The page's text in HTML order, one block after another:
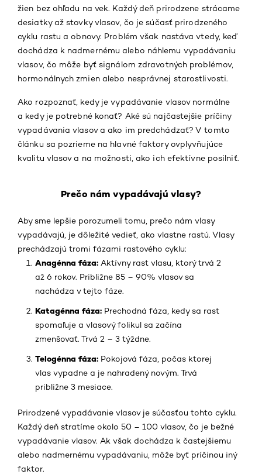
žien bez ohľadu na vek. Každý deň prirodzene strácame
desiatky až stovky vlasov, čo je súčasť prirodzeného
cyklu rastu a obnovy. Problém však nastáva vtedy, keď
dochádza k nadmernému alebo náhlemu vypadávaniu
vlasov, čo môže byť signálom zdravotných problémov,
hormonálnych zmien alebo nesprávnej starostlivosti.
Ako rozpoznať, kedy je vypadávanie vlasov normálne
a kedy je potrebné konať? Aké sú najčastejšie príčiny
vypadávania vlasov a ako im predchádzať? V tomto
článku sa pozrieme na hlavné faktory ovplyvňujúce
kvalitu vlasov a na možnosti, ako ich efektívne posilniť.
Prečo nám vypadávajú vlasy?
Aby sme lepšie porozumeli tomu, prečo nám vlasy
vypadávajú, je dôležité vedieť, ako vlastne rastú. Vlasy
prechádzajú tromi fázami rastového cyklu:
Anagénna fáza: Aktívny rast vlasu, ktorý trvá 2
až 6 rokov. Približne 85 – 90% vlasov sa
nachádza v tejto fáze.
Katagénna fáza: Prechodná fáza, kedy sa rast
spomaľuje a vlasový folikul sa začína
zmenšovať. Trvá 2 – 3 týždne.
Telogénna fáza: Pokojová fáza, počas ktorej
vlas vypadne a je nahradený novým. Trvá
približne 3 mesiace.
Prirodzené vypadávanie vlasov je súčasťou tohto cyklu.
Každý deň stratíme okolo 50 – 100 vlasov, čo je bežné
vypadávanie vlasov. Ak však dochádza k častejšiemu
alebo nadmernému vypadávaniu, môže byť príčinou iný
faktor.